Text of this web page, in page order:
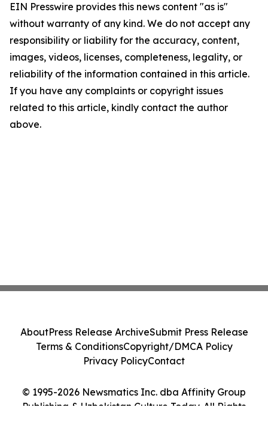
EIN Presswire provides this news content "as is"
without warranty of any kind. We do not accept any
responsibility or liability for the accuracy, content,
images, videos, licenses, completeness, legality, or
reliability of the information contained in this article.
If you have any complaints or copyright issues
related to this article, kindly contact the author
above.
© 1995-2026 Newsmatics Inc. dba Affinity Group
Publishing & Uzbekistan Culture Today. All Rights
AboutPress Release ArchiveSubmit Press Release
Terms & ConditionsCopyright/DMCA Policy
Privacy PolicyContact